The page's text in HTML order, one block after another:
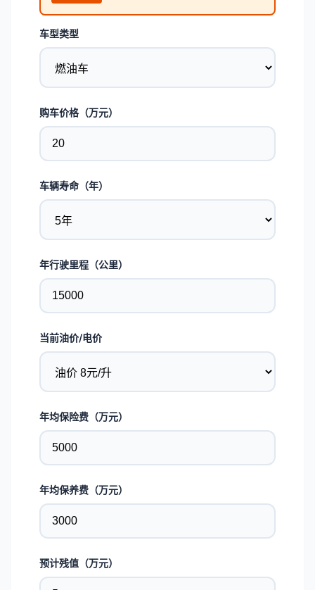
车型类型
购车价格（万元）
车辆寿命（年）
年行驶里程（公里）
当前油价/电价
年均保险费（万元）
年均保养费（万元）
预计残值（万元）